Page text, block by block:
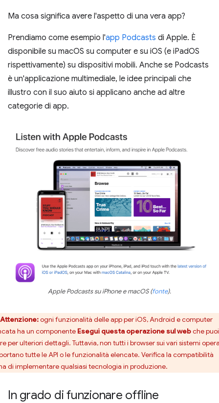
Ma cosa significa avere l'aspetto di una vera app?
Prendiamo come esempio l'app Podcasts di Apple. È
disponibile su macOS su computer e su iOS (e iPadOS
rispettivamente) su dispositivi mobili. Anche se Podcasts
è un'applicazione multimediale, le idee principali che
illustro con il suo aiuto si applicano anche ad altre
categorie di app.
Apple Podcasts su iPhone e macOS (fonte).
Attenzione:ogni funzionalità delle app per iOS, Android e computer
ha un componente Esegui questa operazione sul webche puoi
per ulteriori dettagli. Tuttavia, non tutti i browser sui vari sistemi
tutte le API o le funzionalità elencate. Verifica la compatibilità
di implementare qualsiasi tecnologia in produzione.
In grado di funzionare offline